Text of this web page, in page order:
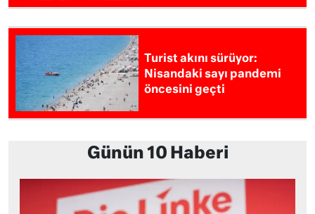
Turist akını sürüyor:
Nisandaki sayı pandemi
öncesini geçti
Günün 10 Haberi